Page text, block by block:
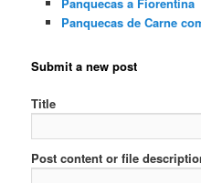
Panquecas a Fiorentina
Panquecas de Carne
Submit a new post
Title
Post content or file